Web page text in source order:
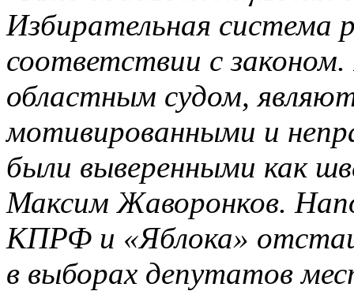
Избирательная система
соответствии с
областным судом,
мотивированными и
были выверенными как
Максим Жаворонков.
КПРФ и «Яблока»
в выборах депутатов